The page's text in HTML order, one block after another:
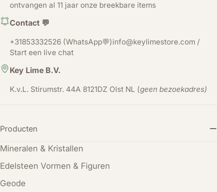
ontvangen al 11 jaar onze breekbare items
Contact 💬
+31853332526 (WhatsApp💬)info@keylimestore.com /
Start een live chat
Key Lime B.V.
K.v.L. Stirumstr. 44A 8121DZ Olst NL (geen bezoekadres)
Producten
Mineralen & Kristallen
Edelsteen Vormen & Figuren
Geode